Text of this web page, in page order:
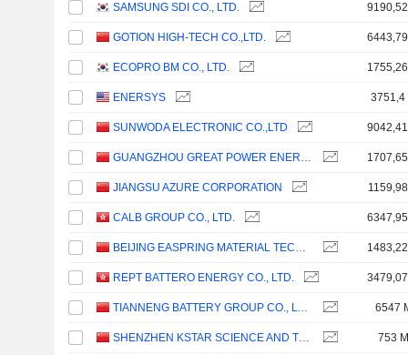
SAMSUNG SDI CO., LTD. 9190,52
GOTION HIGH-TECH CO.,LTD. 6443,79
ECOPRO BM CO., LTD.
ENERSYS 3751,4
SUNWODA ELECTRONIC CO.,LTD 9042,41
GUANGZHOU GREAT POWER ENERGY AND TECHNOLOGY CO., LTD
JIANGSU AZURE CORPORATION
CALB GROUP CO., LTD. 6347,95
BEIJING EASPRING MATERIAL TECHNOLOGY CO.,LTD.
REPT BATTERO ENERGY CO., LTD. 3479,07
TIANNENG BATTERY GROUP CO., LTD. 6547
SHENZHEN KSTAR SCIENCE AND TECHNOLOGY CO., LTD. 753 M